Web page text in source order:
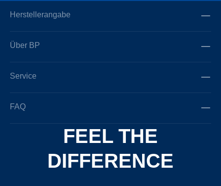
Herstellerangabe
Über BP
Service
FAQ
FEEL THE
DIFFERENCE